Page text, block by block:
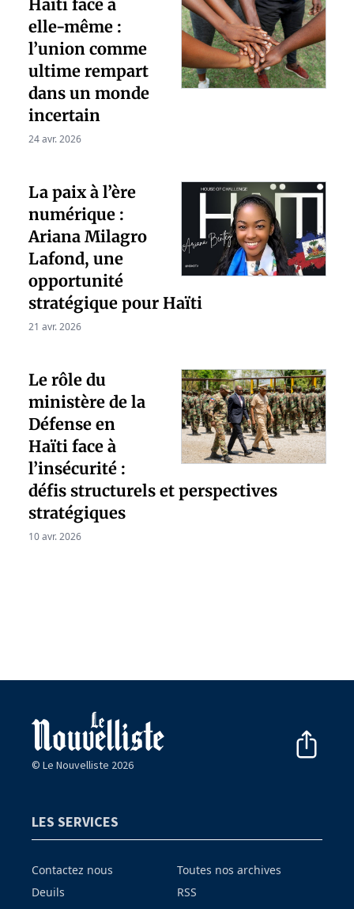
Haïti face à
elle-même :
l’union comme
ultime rempart
dans un monde
incertain
24 avr. 2026
La paix à l’ère
numérique :
Ariana Milagro
Lafond, une
opportunité
stratégique pour Haïti
21 avr. 2026
Le rôle du
ministère de la
Défense en
Haïti face à
l’insécurité :
défis structurels et perspectives
stratégiques
10 avr. 2026
© Le Nouvelliste 2026
LES SERVICES
Contactez nous
Deuils
Toutes nos archives
RSS